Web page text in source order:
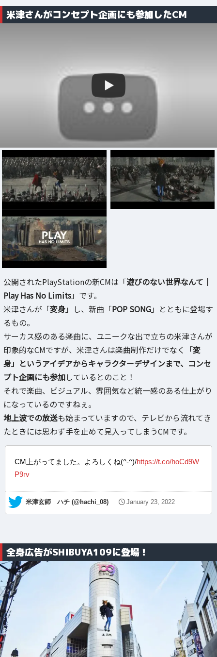
米津さんがコンセプト企画にも参加したCM
公開されたPlayStationの新CMは「遊びのない世界なんて｜
Play Has No Limits」です。
米津さんが「変身」し、新曲「POP SONG」とともに登場す
るもの。
サーカス感のある楽曲に、ユニークな出で立ちの米津さんが
印象的なCMですが、米津さんは楽曲制作だけでなく
「変
身」というアイデアからキャラクターデザインまで、コンセ
プト企画にも参加しているとのこと！
それで楽曲、ビジュアル、雰囲気など統一感のある仕上がり
になっているのですねぇ。
地上波での放送も始まっていますので、テレビから流れてき
たときには思わず手を止めて見入ってしまうCMです。
CM上がってました。よろしくね(^-^)/https://t.co/hoCd9W
P9rv
— 米津玄師 ハチ (@hachi_08) January 23, 2022
全身広告がSHIBUYA109に登場！